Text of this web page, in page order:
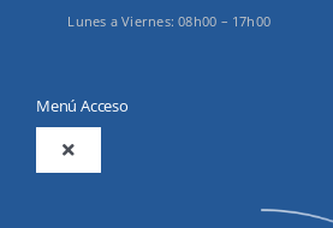
Lunes a Viernes: 08h00 – 17h00
Menú Acceso
Toggle